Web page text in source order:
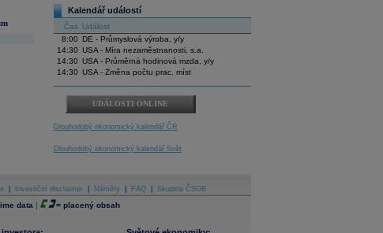
Kalendář událostí
Čas Událost
8:00
DE - Průmyslová výroba, y/y
14:30 USA - Míra nezaměstnanosti, s.a.
14:30 USA - Průměrná hodinová mzda, y/y
14:30 USA - Změna počtu prac. míst
UDÁLOSTI ONLINE
Dlouhodobý ekonomický kalendář ČR
Dlouhodobý ekonomický kalendář Svět
Investiční disclaimer Náměty FAQ Skupina ČSOB
data | = placený obsah